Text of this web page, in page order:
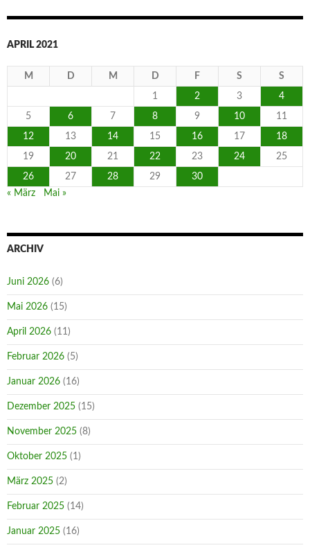
APRIL 2021
M D M D F S S
1 2 3 4
5 6 7 8 9 10 11
12 13 14 15 16 17 18
19 20 21 22 23 24 25
26 27 28 29
30
« März
Mai »
ARCHIV
Juni 2026 (6)
Mai 2026 (15)
April 2026 (11)
Februar 2026 (5)
Januar 2026 (16)
Dezember 2025 (15)
November 2025 (8)
Oktober 2025 (1)
März 2025 (2)
Februar 2025 (14)
Januar 2025 (16)